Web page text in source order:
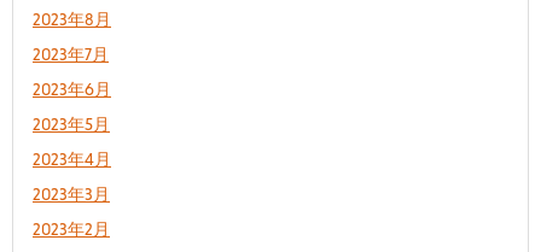
2023年8月
2023年7月
2023年6月
2023年5月
2023年4月
2023年3月
2023年2月